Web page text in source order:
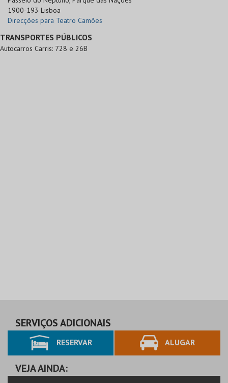
1900-193 Lisboa
Direcções para Teatro Camões
TRANSPORTES PÚBLICOS
Autocarros Carris: 728 e 26B
SERVIÇOS ADICIONAIS
RESERVAR ALUGAR
VEJA AINDA: